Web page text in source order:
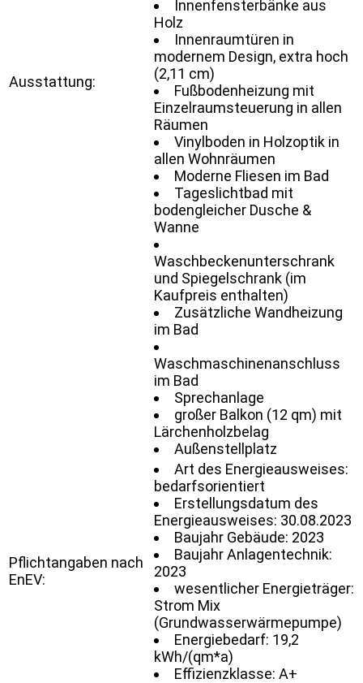
Ausstattung:
Innenfensterbänke aus
Holz
Innenraumtüren in
modernem Design, extra hoch
(2,11 cm)
Fußbodenheizung mit
Einzelraumsteuerung in allen
Räumen
Vinylboden in Holzoptik in
allen Wohnräumen
Moderne Fliesen im Bad
Tageslichtbad mit
bodengleicher Dusche &
Wanne
Waschbeckenunterschrank
und Spiegelschrank (im
Kaufpreis enthalten)
Zusätzliche Wandheizung
im Bad
Waschmaschinenanschluss
im Bad
Sprechanlage
großer Balkon (12 qm) mit
Lärchenholzbelag
Außenstellplatz
Pflichtangaben nach
EnEV:
Art des Energieausweises:
bedarfsorientiert
Erstellungsdatum des
Energieausweises: 30.08.2023
Baujahr Gebäude: 2023
Baujahr Anlagentechnik:
2023
wesentlicher Energieträger:
Strom Mix
(Grundwasserwärmepumpe)
Energiebedarf: 19,2
kWh/(qm*a)
Effizienzklasse: A+